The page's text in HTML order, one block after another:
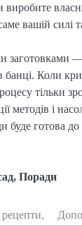
виробите
вашій силі
заготовками
банці. Коли
тільки
методів і
буде готова
, Поради